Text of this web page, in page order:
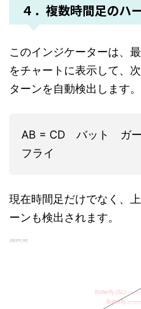
４．複数時間足のハ
このインジケーターは、
をチャートに表示して、
ターンを自動検出します。
AB = CD バット ガ
フライ
現在時間足だけでなく、
ーンも検出されます。